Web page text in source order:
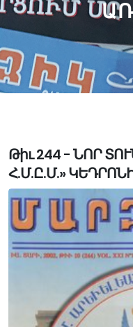
Թիւ 244 - ՆՈՐ
Հ.Մ.Ը.Մ.»